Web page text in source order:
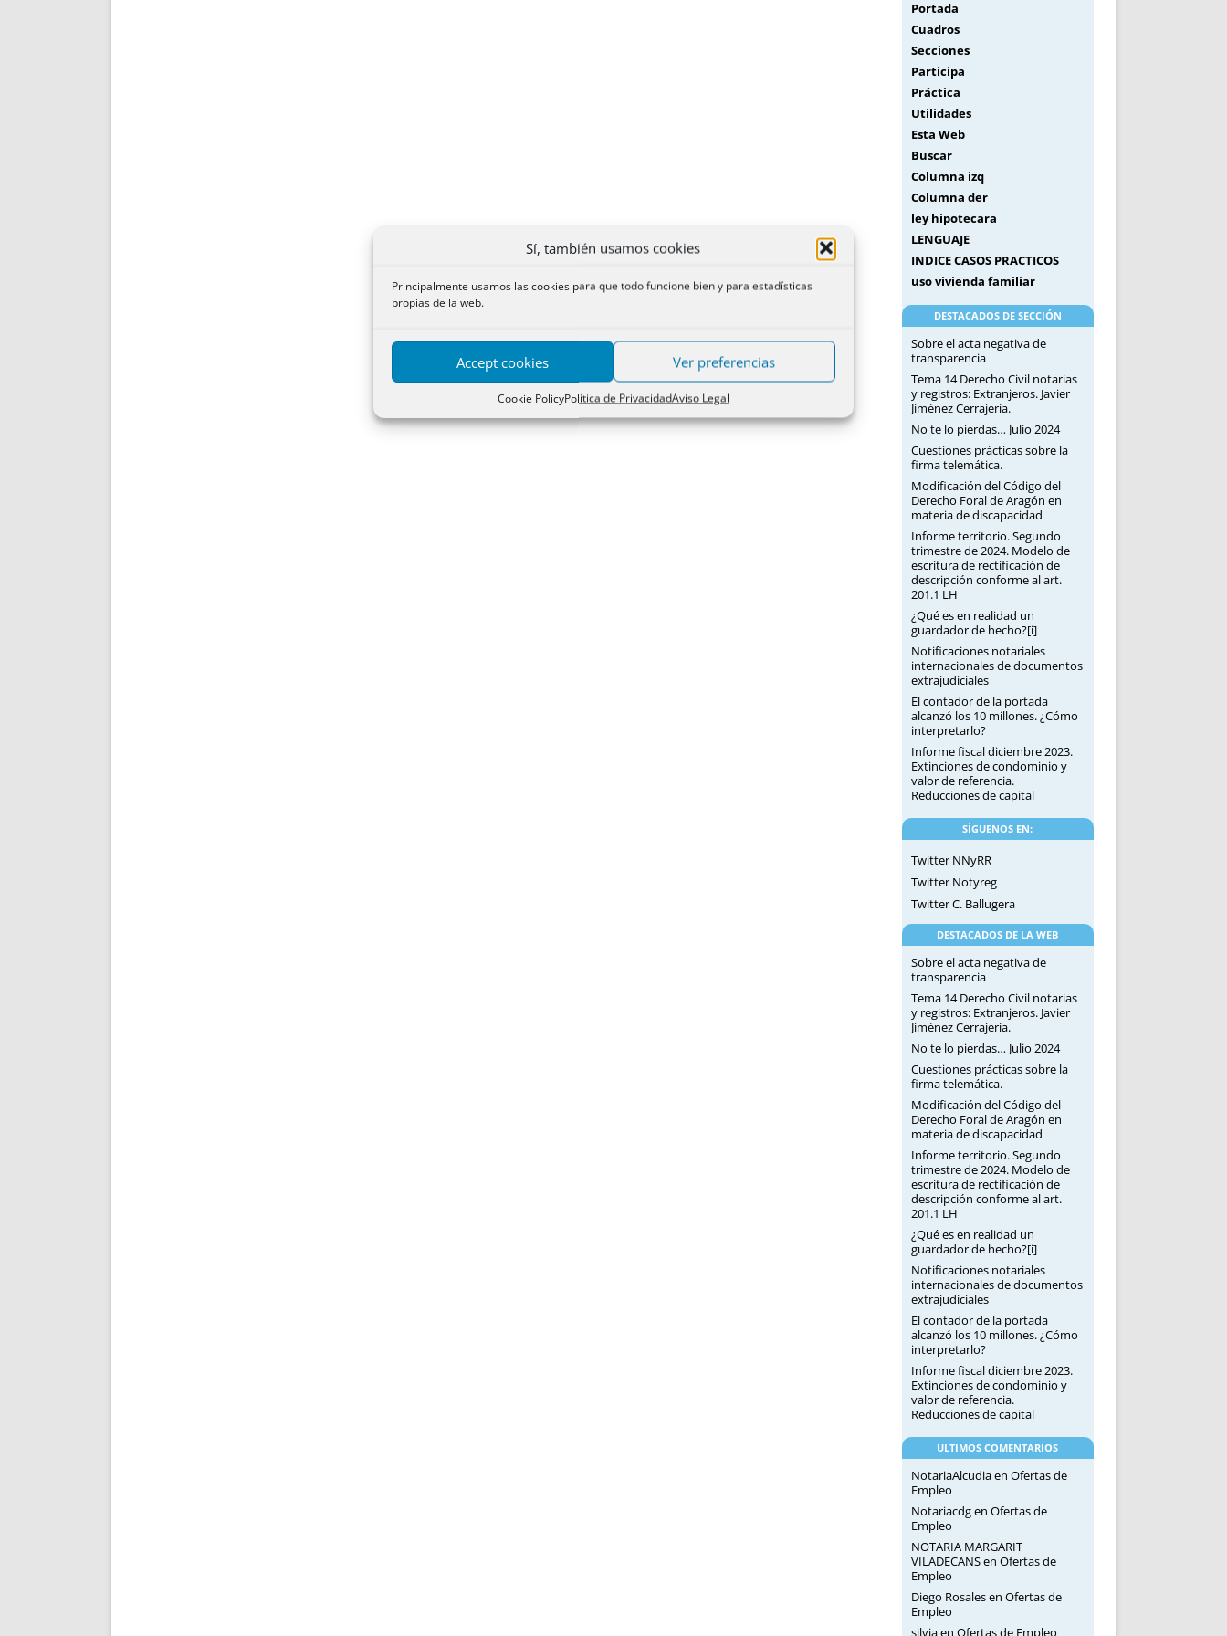
Sí, también usamos cookies
Principalmente usamos las cookies para que todo funcione bien y para estadísticas
propias de la web.
Accept cookies Ver preferencias
Cookie PolicyPolítica de PrivacidadAviso Legal
Portada
Cuadros
Secciones
Participa
Práctica
Utilidades
Esta Web
Buscar
Columna izq
Columna der
ley hipotecara
LENGUAJE
INDICE CASOS PRACTICOS
uso vivienda familiar
DESTACADOS DE SECCIÓN
Sobre el acta negativa de
transparencia
Tema 14 Derecho Civil notarias
y registros: Extranjeros. Javier
Jiménez Cerrajería.
No te lo pierdas… Julio 2024
Cuestiones prácticas sobre la
firma telemática.
Modificación del Código del
Derecho Foral de Aragón en
materia de discapacidad
Informe territorio. Segundo
trimestre de 2024. Modelo de
escritura de rectificación de
descripción conforme al art.
201.1 LH
¿Qué es en realidad un
guardador de hecho?[i]
Notificaciones notariales
internacionales de documentos
extrajudiciales
El contador de la portada
alcanzó los 10 millones. ¿Cómo
interpretarlo?
Informe fiscal diciembre 2023.
Extinciones de condominio y
valor de referencia.
Reducciones de capital
SÍGUENOS EN:
Twitter NNyRR
Twitter Notyreg
Twitter C. Ballugera
DESTACADOS DE LA WEB
Sobre el acta negativa de
transparencia
Tema 14 Derecho Civil notarias
y registros: Extranjeros. Javier
Jiménez Cerrajería.
No te lo pierdas… Julio 2024
Cuestiones prácticas sobre la
firma telemática.
Modificación del Código del
Derecho Foral de Aragón en
materia de discapacidad
Informe territorio. Segundo
trimestre de 2024. Modelo de
escritura de rectificación de
descripción conforme al art.
201.1 LH
¿Qué es en realidad un
guardador de hecho?[i]
Notificaciones notariales
internacionales de documentos
extrajudiciales
El contador de la portada
alcanzó los 10 millones. ¿Cómo
interpretarlo?
Informe fiscal diciembre 2023.
Extinciones de condominio y
valor de referencia.
Reducciones de capital
ULTIMOS COMENTARIOS
NotariaAlcudiaen Ofertas de
Empleo
Notariacdgen Ofertas de
Empleo
NOTARIA MARGARIT
VILADECANSen Ofertas de
Empleo
Diego Rosalesen Ofertas de
Empleo
silviaen Ofertas de Empleo